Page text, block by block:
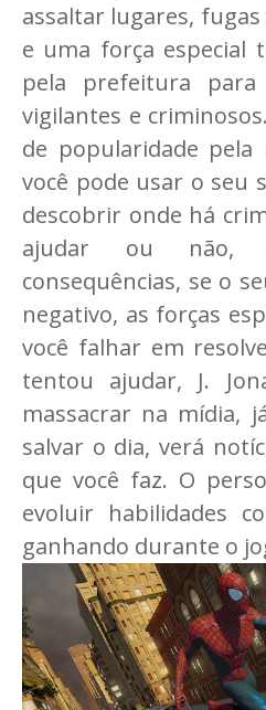
assaltar lugares,
e uma força especial
pela prefeitura
vigilantes e
de popularidade pela
você pode usar o seu
descobrir onde há
ajudar ou não,
consequências, se o
negativo, as forças
você falhar em
tentou ajudar, J.
massacrar na mídia,
salvar o dia, verá
que você faz. O
evoluir habilidades
ganhando durante o